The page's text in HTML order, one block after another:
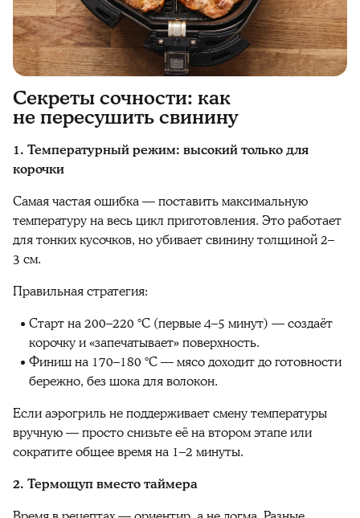
Секреты сочности: как
не пересушить свинину
1. Температурный режим: высокий только для
корочки
Самая частая ошибка — поставить максимальную
температуру на весь цикл приготовления. Это работает
для тонких кусочков, но убивает свинину толщиной 2–
3 см.
Правильная стратегия:
Старт на 200–220 °C (первые 4–5 минут) — создаёт
корочку и «запечатывает» поверхность.
Финиш на 170–180 °C — мясо доходит до готовности
бережно, без шока для волокон.
Если аэрогриль не поддерживает смену температуры
вручную — просто снизьте её на втором этапе или
сократите общее время на 1–2 минуты.
2. Термощуп вместо таймера